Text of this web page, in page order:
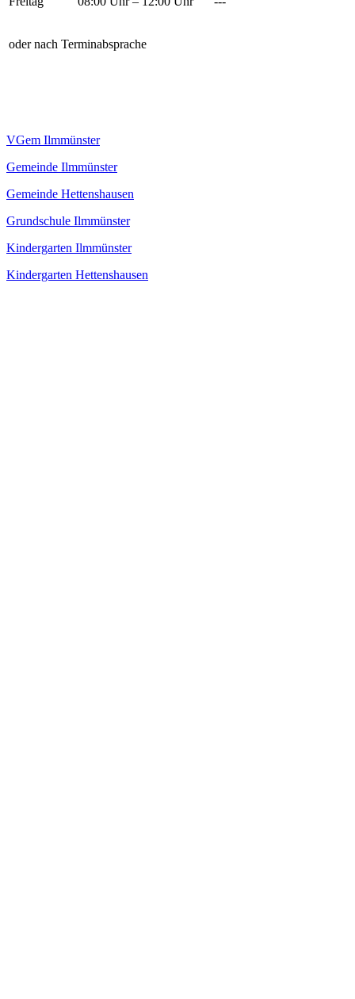
oder nach Terminabsprache
VGem Ilmmünster
Gemeinde Ilmmünster
Gemeinde Hettenshausen
Grundschule Ilmmünster
Kindergarten Ilmmünster
Kindergarten Hettenshausen